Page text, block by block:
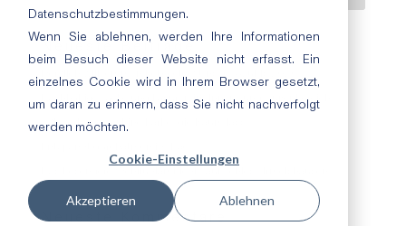
Datenschutzbestimmungen.
Wenn Sie ablehnen, werden Ihre Informationen
beim Besuch dieser Website nicht erfasst. Ein
einzelnes Cookie wird in Ihrem Browser gesetzt,
um daran zu erinnern, dass Sie nicht nachverfolgt
werden möchten.
Cookie-Einstellungen
Akzeptieren Ablehnen
Neueste Beiträge
Nachhaltige Lacke und Lasuren im Innen- und Außenbereich
„Cloud Dancer“: Eine Farbe, die Raum lässt
Neueste Kommentare